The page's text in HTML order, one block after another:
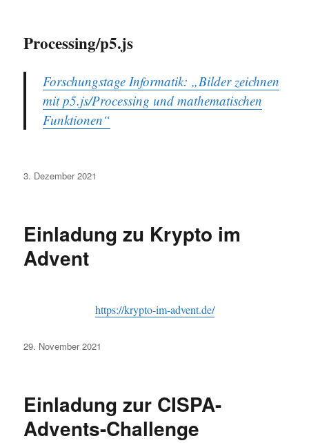
Processing/p5.js
Forschungstage Informatik: „Bilder zeichnen
mit p5.js/Processing und mathematischen
Funktionen“
Veröffentlicht
3. Dezember 2021
Einladung zu Krypto im
Advent
https://krypto-im-advent.de/
Veröffentlicht
29. November 2021
Einladung zur CISPA-
Advents-Challenge